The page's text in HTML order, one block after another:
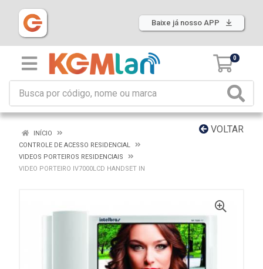
Baixe já nosso APP
0
VOLTAR
INÍCIO
CONTROLE DE ACESSO RESIDENCIAL
VIDEOS PORTEIROS RESIDENCIAIS
VIDEO PORTEIRO IV7000LCD HANDSET IN